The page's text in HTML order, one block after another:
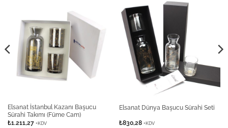
Elsanat İstanbul Kazanı Başucu
Sürahi Takımı (Füme Cam)
₺1.211,27 +KDV
Elsanat Dünya Başucu Sürahi Seti
₺830,28 +KDV